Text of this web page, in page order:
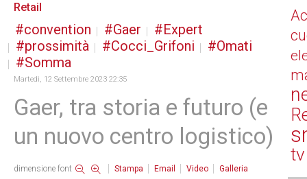
Retail
convention Gaer
Expert
prossimità
Cocci_Grifoni
Omati
Somma
Martedì, 12 Settembre 2023 22:35
Gaer, tra storia e futuro (e
un nuovo centro logistico)
dimensione font Stampa Email Video
Galleria
tv